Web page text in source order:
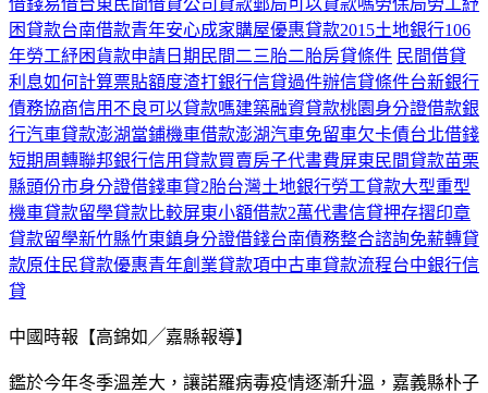
困貸款台南借款青年安心成家購屋優惠貸款2015土地銀行106
年勞工紓困貨款申請日期 民間二三胎二胎房貸條件 民間借貸
利息如何計算票貼額度渣打銀行信貸過件辦信貸條件台新銀行
債務協商信用不良可以貸款嗎建築融資貸款桃園身分證借款銀
行汽車貸款澎湖當鋪機車借款澎湖汽車免留車欠卡債台北借錢
短期周轉聯邦銀行信用貸款買賣房子代書費屏東民間貸款苗栗
縣頭份市身分證借錢車貸2胎台灣土地銀行勞工貸款大型重型
機車貸款留學貸款比較屏東小額借款2萬代書信貸押存摺印章
貸款留學新竹縣竹東鎮身分證借錢台南債務整合諮詢免薪轉貸
款原住民貸款優惠青年創業貸款項中古車貸款流程台中銀行信
貸
中國時報【高錦如╱嘉縣報導】
鑑於今年冬季溫差大，讓諾羅病毒疫情逐漸升溫，嘉義縣朴子